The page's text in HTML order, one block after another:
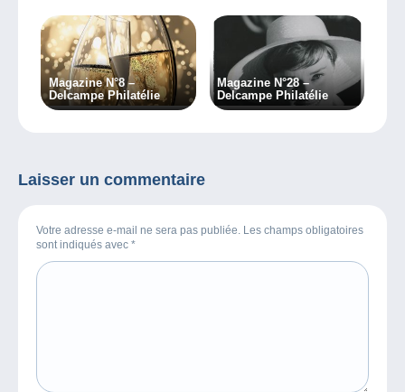
Magazine N°8 –
Delcampe Philatélie
Magazine N°28 –
Delcampe Philatélie
Laisser un commentaire
Votre adresse e-mail ne sera pas publiée. Les champs obligatoires
sont indiqués avec *